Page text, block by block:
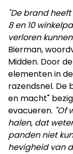
"De brand
8 en 10
verloren
Bierman,
Midden. Door
elementen in
razendsnel. De
en macht"
evacueren. "Of
halen, dat
panden niet
hevigheid van